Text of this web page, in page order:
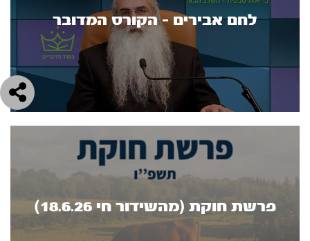
לחם אבירים - הקורס המדובר
פרשת חוקת (מהשידור חי 18.6.26)